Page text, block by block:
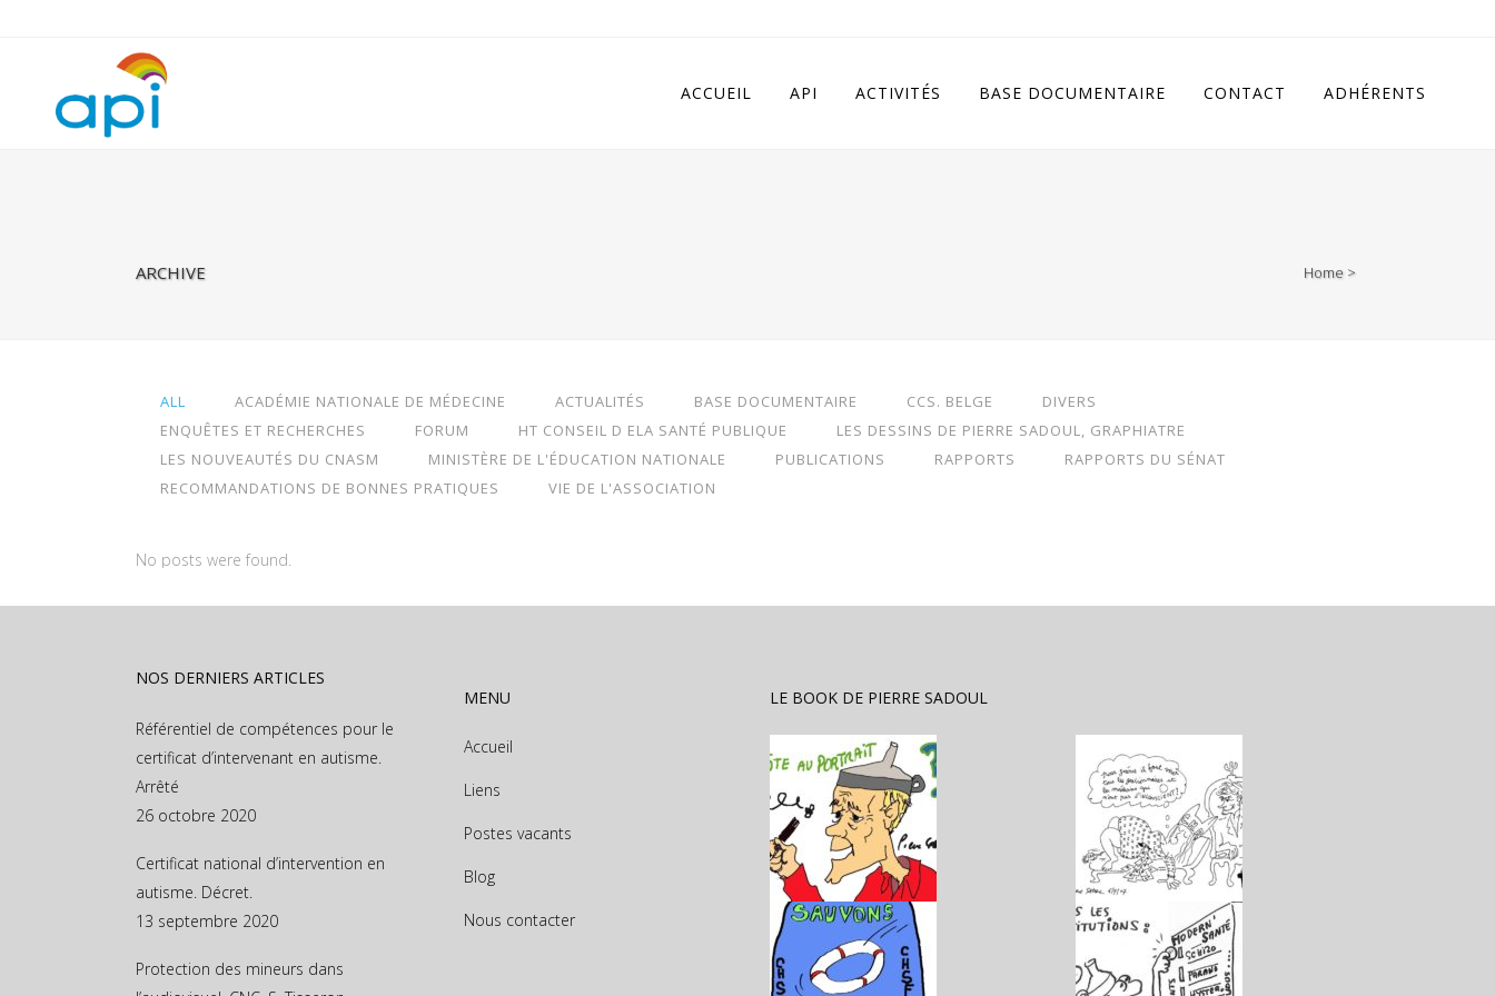
ACCUEIL API ACTIVITÉS BASE DOCUMENTAIRE CONTACT ADHÉRENTS
ARCHIVE Home >
ALL ACADÉMIE NATIONALE DE MÉDECINE ACTUALITÉS BASE DOCUMENTAIRE CCS. BELGE
DIVERS
ENQUÊTES ET RECHERCHES
FORUM HT CONSEIL D ELA SANTÉ PUBLIQUE
LES DESSINS DE PIERRE SADOUL, GRAPHIATRE
LES NOUVEAUTÉS DU CNASM
MINISTÈRE DE L'ÉDUCATION NATIONALE PUBLICATIONS RAPPORTS
RAPPORTS DU SÉNAT
RECOMMANDATIONS DE BONNES PRATIQUES
VIE DE L'ASSOCIATION
No posts were found.
NOS DERNIERS ARTICLES
Référentiel de compétences pour le
certificat d’intervenant en autisme.
Arrêté
26 octobre 2020
Certificat national d’intervention en
autisme. Décret.
13 septembre 2020
Protection des mineurs dans
MENU
Accueil
Liens
Postes vacants
Blog
Nous contacter
LE BOOK DE PIERRE SADOUL